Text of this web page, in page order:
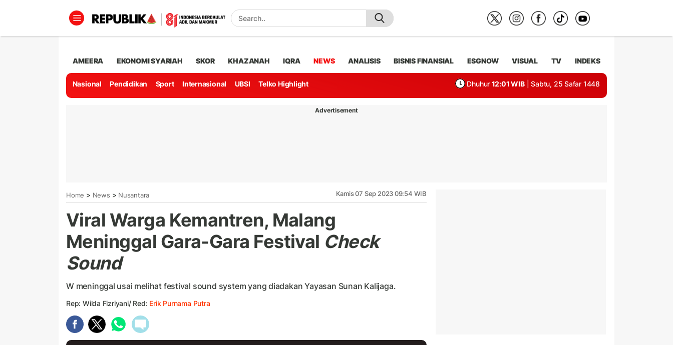
AMEERA EKONOMI SYARIAH SKOR KHAZANAH IQRA NEWS ANALISIS BISNIS FINANSIAL ESGNOW VISUAL TV INDEKS
Nasional Pendidikan Sport Internasional UBSI Telko Highlight Dhuhur 12:01 WIB | Sabtu, 25 Safar 1448
Advertisement
Home > News > Nusantara Kamis 07 Sep 2023 09:54 WIB
Viral Warga Kemantren, Malang
Meninggal Gara-Gara Festival Check
Sound
W meninggal usai melihat festival sound system yang diadakan Yayasan Sunan Kalijaga.
Rep: Wilda Fizriyani/ Red: Erik Purnama Putra